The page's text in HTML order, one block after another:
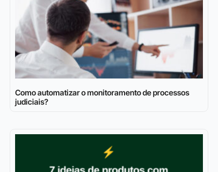
Como automatizar o monitoramento de processos
judiciais?